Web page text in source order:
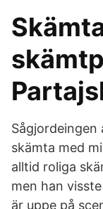
Sågjordeingen
skämta med
alltid roliga
men han
är uppe på